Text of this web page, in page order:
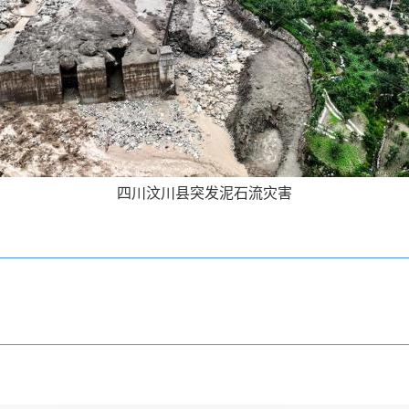
四川汶川县突发泥石流灾害